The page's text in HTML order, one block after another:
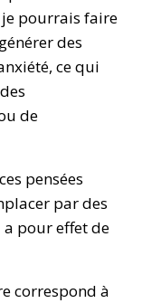
je pourrais faire
des
ce qui
de
pensées
par des
a pour effet de
correspond à